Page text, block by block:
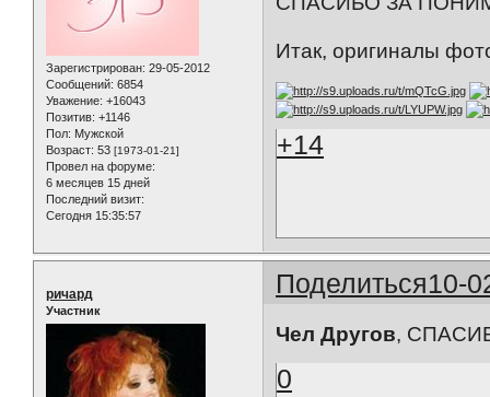
Зарегистрирован: 29-05-2012
Сообщений: 6854
Уважение: +16043
Позитив: +1146
Пол: Мужской
Возраст: 53 [1973-01-21]
Провел на форуме:
6 месяцев 15 дней
Последний визит:
Сегодня 15:35:57
Итак, оригиналы
+14
Поделиться10-
ричард
Участник
Чел Другов,
0